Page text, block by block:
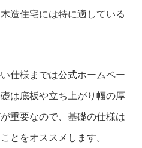
造住宅には特に適している
仕様までは公式ホームペー
は底板や立ち上がり幅の厚
重要なので、基礎の仕様は
とをオススメします。